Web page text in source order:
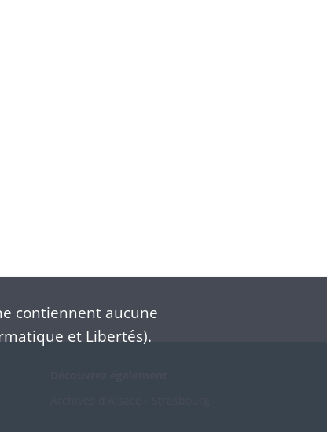
contiennent aucune
et Libertés).